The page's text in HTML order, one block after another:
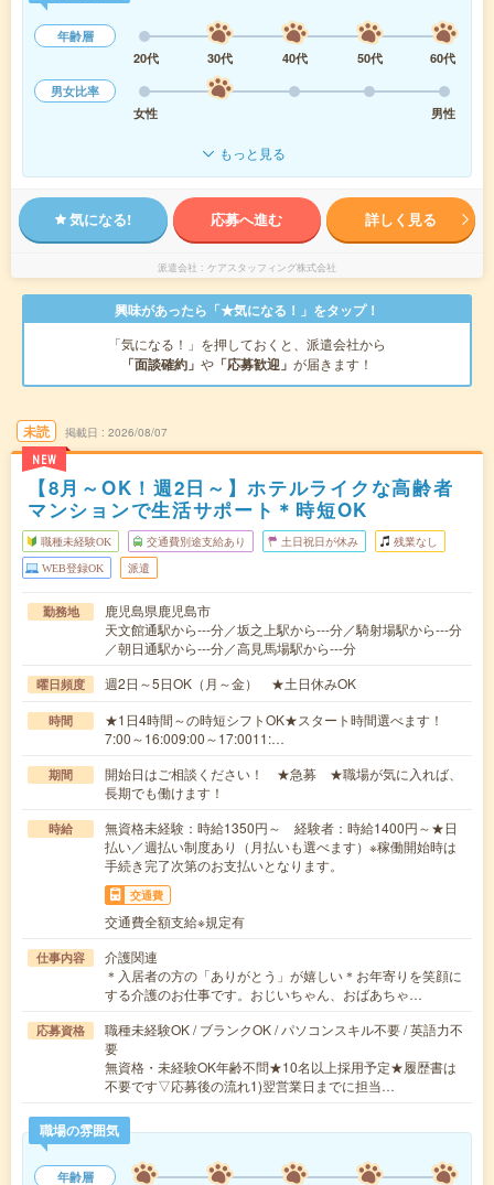
年齢層
20代
30代 40代 50代
60代
男女比率
女性
男性
もっと見る
気になる! 応募へ進む 詳しく見る
派遣会社 ケアスタッフィング株式会社
興味があったら「★気になる！」をタップ！
「気になる！」を押しておくと、派遣会社から
「面談確約」 や 「応募歓迎」 が届きます！
未読
NEW
掲載日 2026/08/07
【8月～OK！週2日～】ホテルライクな高齢者
マンションで生活サポート＊時短OK
職種未経験OK 交通費別途支給あり 土日祝日が休み 残業なし
WEB登録OK 派遣
勤務地
鹿児島県鹿児島市
天文館通駅から---分／坂之上駅から---分／騎射場駅から---分
／朝日通駅から---分／高見馬場駅から---分
曜日頻度 週2日～5日OK（月～金） ★土日休みOK
時間
★1日4時間～の時短シフトOK★スタート時間選べます！
7:00～16:009:00～17:0011:…
期間
開始日はご相談ください！ ★急募 ★職場が気に入れば、
長期でも働けます！
時給
無資格未経験：時給1350円～ 経験者：時給1400円～★日
払い／週払い制度あり（月払いも選べます）※稼働開始時は
手続き完了次第のお支払いとなります。
交通費
交通費全額支給※規定有
仕事内容
介護関連
＊入居者の方の「ありがとう」が嬉しい＊お年寄りを笑顔に
する介護のお仕事です。おじいちゃん、おばあちゃ…
応募資格
職種未経験OK / ブランクOK / パソコンスキル不要 / 英語力不
要
無資格・未経験OK年齢不問★10名以上採用予定★履歴書は
不要です▽応募後の流れ1)翌営業日までに担当…
職場の雰囲気
年齢層